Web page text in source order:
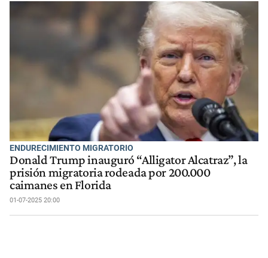
ENDURECIMIENTO MIGRATORIO
Donald Trump inauguró “Alligator Alcatraz”, la
prisión migratoria rodeada por 200.000
caimanes en Florida
01-07-2025 20:00